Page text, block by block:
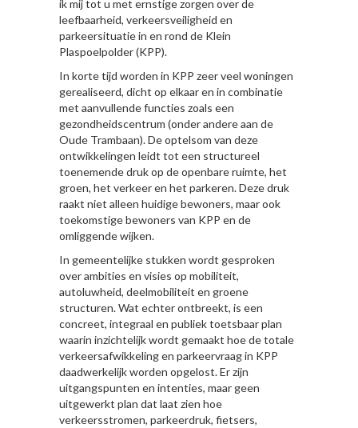
ik mij tot u met ernstige zorgen over de
leefbaarheid, verkeersveiligheid en
parkeersituatie in en rond de Klein
Plaspoelpolder (KPP).
In korte tijd worden in KPP zeer veel woningen
gerealiseerd, dicht op elkaar en in combinatie
met aanvullende functies zoals een
gezondheidscentrum (onder andere aan de
Oude Trambaan). De optelsom van deze
ontwikkelingen leidt tot een structureel
toenemende druk op de openbare ruimte, het
groen, het verkeer en het parkeren. Deze druk
raakt niet alleen huidige bewoners, maar ook
toekomstige bewoners van KPP en de
omliggende wijken.
In gemeentelijke stukken wordt gesproken
over ambities en visies op mobiliteit,
autoluwheid, deelmobiliteit en groene
structuren. Wat echter ontbreekt, is een
concreet, integraal en publiek toetsbaar plan
waarin inzichtelijk wordt gemaakt hoe de totale
verkeersafwikkeling en parkeervraag in KPP
daadwerkelijk worden opgelost. Er zijn
uitgangspunten en intenties, maar geen
uitgewerkt plan dat laat zien hoe
verkeersstromen, parkeerdruk, fietsers,